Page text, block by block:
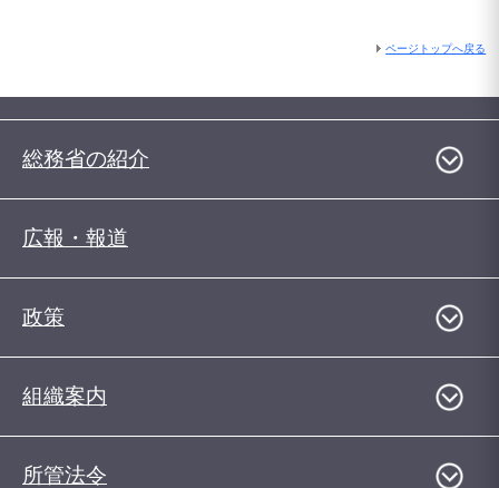
ページトップへ戻る
総務省の紹介
広報・報道
政策
組織案内
所管法令